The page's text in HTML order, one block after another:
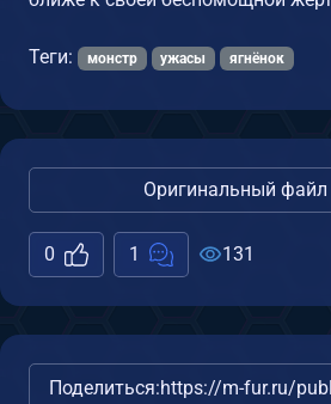
Теги: монстр ужасы ягнёнок
Оригинальный
0 1 131
Поделиться:https://m-fur.ru/